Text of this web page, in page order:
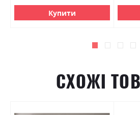
Купити
СХОЖІ